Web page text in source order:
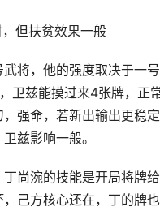
但扶贫效果一般
，他的强度取决于一号
卫兹能摸过来4张牌，正
强命，若新出输出更稳
兹影响一般。
涴的技能是开局将牌给
己方核心还在，丁的牌